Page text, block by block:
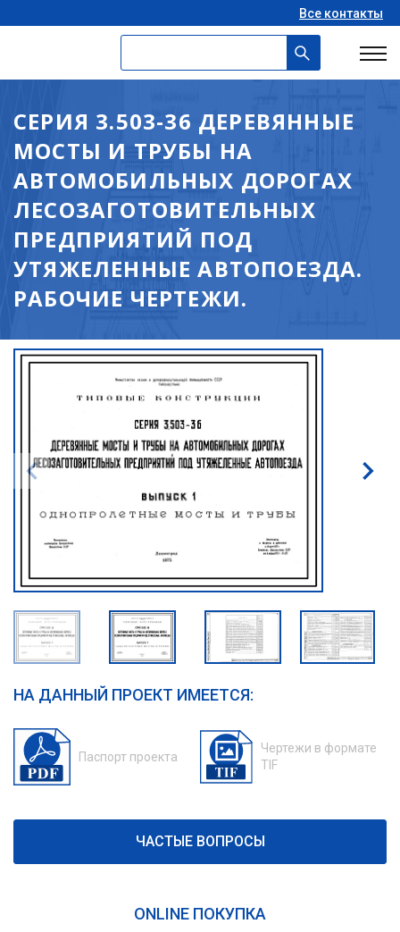
Все контакты
СЕРИЯ 3.503-36 ДЕРЕВЯННЫЕ
МОСТЫ И ТРУБЫ НА
АВТОМОБИЛЬНЫХ ДОРОГАХ
ЛЕСОЗАГОТОВИТЕЛЬНЫХ
ПРЕДПРИЯТИЙ ПОД
УТЯЖЕЛЕННЫЕ АВТОПОЕЗДА.
РАБОЧИЕ ЧЕРТЕЖИ.
НА ДАННЫЙ ПРОЕКТ ИМЕЕТСЯ:
Паспорт проекта
Чертежи в формате
TIF
ЧАСТЫЕ ВОПРОСЫ
ONLINE ПОКУПКА